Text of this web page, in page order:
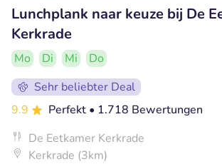
Lunchplank naar keuze bij De
Kerkrade
Mo Di Mi
Do
Sehr beliebter Deal
9.9
Perfekt • 1.718 Bewertungen
De Eetkamer Kerkrade
Kerkrade (3km)